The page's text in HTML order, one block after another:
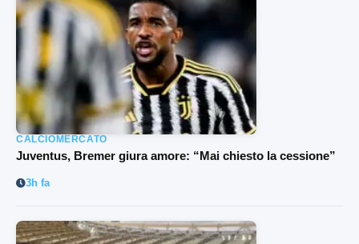
CALCIOMERCATO
Juventus, Bremer giura amore: “Mai chiesto la cessione”
3h fa